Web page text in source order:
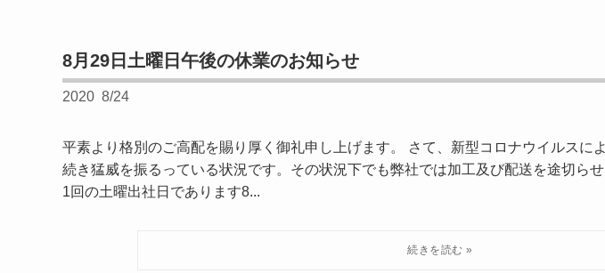
8月29日土曜日午後の休業のお知らせ
2020 8/24
平素より格別のご高配を賜り厚く御礼申し上げます。 さて、新型コロナウイルスに
続き猛威を振るっている状況です。その状況下でも弊社では加工及び配送を途切ら
1回の土曜出社日であります8...